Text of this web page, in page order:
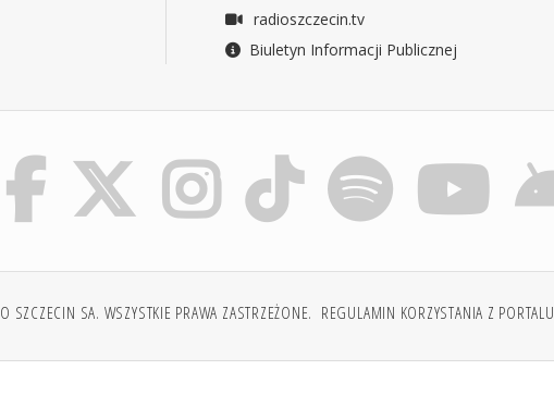
radioszczecin.tv
Biuletyn Informacji Publicznej
SA. WSZYSTKIE PRAWA ZASTRZEŻONE. REGULAMIN KORZYSTANIA Z PORTALU